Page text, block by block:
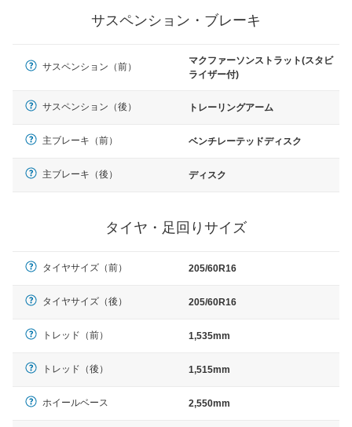
サスペンション・ブレーキ
サスペンション（前）
マクファーソンストラット(スタビ
ライザー付)
サスペンション（後） トレーリングアーム
主ブレーキ（前） ベンチレーテッドディスク
主ブレーキ（後） ディスク
タイヤ・足回りサイズ
タイヤサイズ（前） 205/60R16
タイヤサイズ（後） 205/60R16
トレッド（前） 1,535mm
トレッド（後） 1,515mm
ホイールベース 2,550mm